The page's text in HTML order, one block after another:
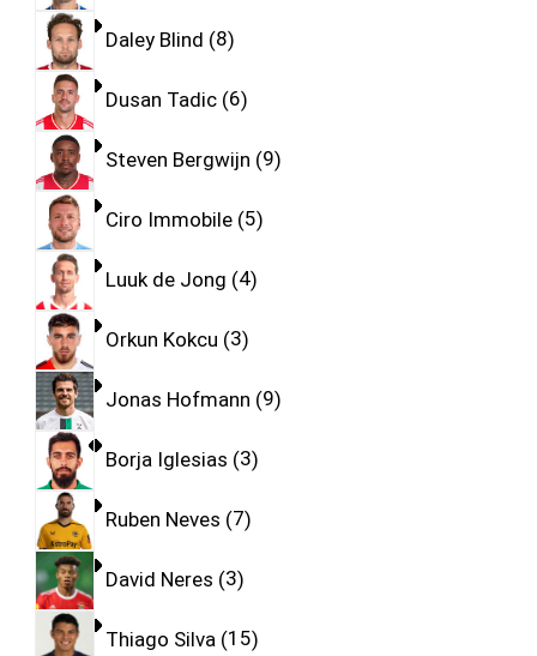
Daley Blind 8
Dusan Tadic 6
Steven Bergwijn 9
Ciro Immobile 5
Luuk de Jong 4
Orkun Kokcu 3
Jonas Hofmann 9
Borja Iglesias 3
Ruben Neves 7
David Neres 3
Thiago Silva 15